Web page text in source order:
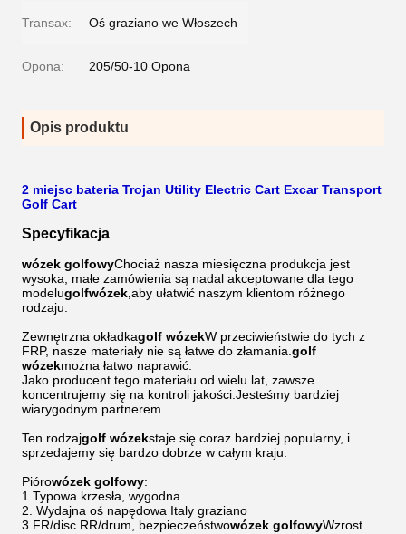
Transax: Oś graziano we Włoszech
Opona: 205/50-10 Opona
Opis produktu
2 miejsc bateria Trojan Utility Electric Cart Excar Transport
Golf Cart
Specyfikacja
wózek golfowyChociaż nasza miesięczna produkcja jest
wysoka, małe zamówienia są nadal akceptowane dla tego
modelugolfwózek,aby ułatwić naszym klientom różnego
rodzaju.
Zewnętrzna okładkagolf wózekW przeciwieństwie do tych z
FRP, nasze materiały nie są łatwe do złamania. golf
wózekmożna łatwo naprawić.
Jako producent tego materiału od wielu lat, zawsze
koncentrujemy się na kontroli jakości.Jesteśmy bardziej
wiarygodnym partnerem..
Ten rodzajgolf wózekstaje się coraz bardziej popularny, i
sprzedajemy się bardzo dobrze w całym kraju.
Piórowózek golfowy:
1.Typowa krzesła, wygodna
2. Wydajna oś napędowa Italy graziano
3.FR/disc RR/drum, bezpieczeństwowózek golfowyWzrost